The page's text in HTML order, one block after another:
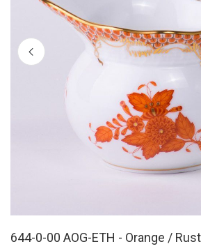
644-0-00 AOG-ETH - Orange / Rust